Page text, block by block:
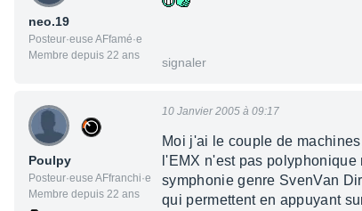
neo.19
Posteur·euse AFfamé·e
Membre depuis 22 ans
signaler
Poulpy
Posteur·euse AFfranchi·e
Membre depuis 22 ans
10 Janvier 2005 à 09:17
Moi j'ai le couple de
l'EMX n'est pas
symphonie genre SvenVan
qui permettent en appuyant